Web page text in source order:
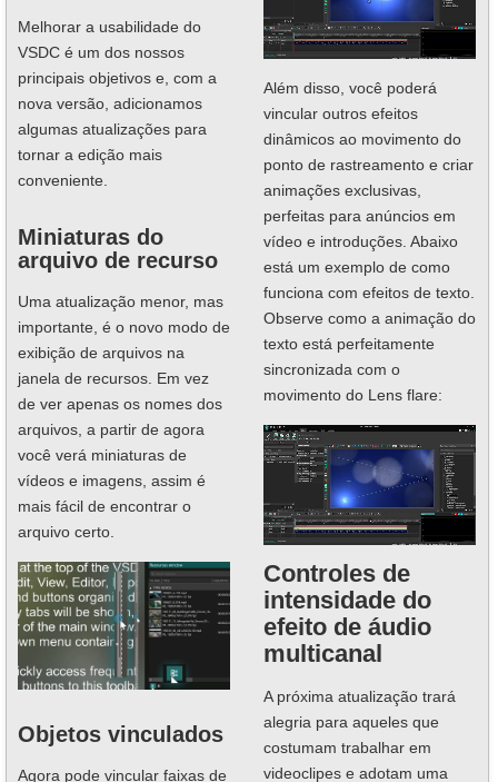
Melhorar a usabilidade do
VSDC é um dos nossos
principais objetivos e, com a
nova versão, adicionamos
algumas atualizações para
tornar a edição mais
conveniente.
Miniaturas do
arquivo de recurso
Uma atualização menor, mas
importante, é o novo modo de
exibição de arquivos na
janela de recursos. Em vez
de ver apenas os nomes dos
arquivos, a partir de agora
você verá miniaturas de
vídeos e imagens, assim é
mais fácil de encontrar o
arquivo certo.
Objetos vinculados
Agora pode vincular faixas de
Além disso, você poderá
vincular outros efeitos
dinâmicos ao movimento do
ponto de rastreamento e criar
animações exclusivas,
perfeitas para anúncios em
vídeo e introduções. Abaixo
está um exemplo de como
funciona com efeitos de texto.
Observe como a animação do
texto está perfeitamente
sincronizada com o
movimento do Lens flare:
Controles de
intensidade do
efeito de áudio
multicanal
A próxima atualização trará
alegria para aqueles que
costumam trabalhar em
videoclipes e adotam uma